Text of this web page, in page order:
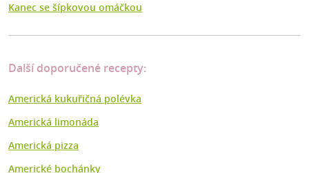
Kanec se šípkovou omáčkou
Další doporučené recepty:
Americká kukuřičná polévka
Americká limonáda
Americká pizza
Americké bochánky